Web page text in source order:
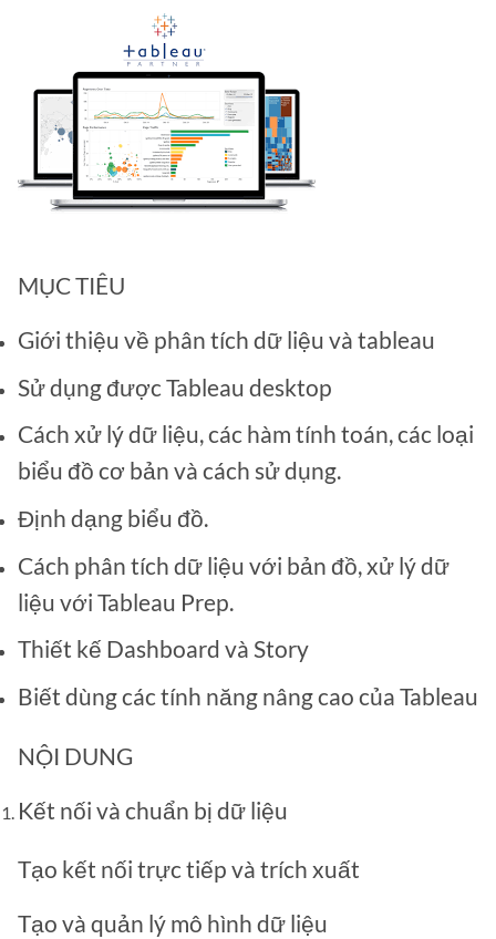
MỤC TIÊU
Giới thiệu về phân tích dữ liệu và tableau
Sử dụng được Tableau desktop
Cách xử lý dữ liệu, các hàm tính toán, các loại
biểu đồ cơ bản và cách sử dụng.
Định dạng biểu đồ.
Cách phân tích dữ liệu với bản đồ, xử lý dữ
liệu với Tableau Prep.
Thiết kế Dashboard và Story
Biết dùng các tính năng nâng cao của Tableau
NỘI DUNG
Kết nối và chuẩn bị dữ liệu
Tạo kết nối trực tiếp và trích xuất
Tạo và quản lý mô hình dữ liệu